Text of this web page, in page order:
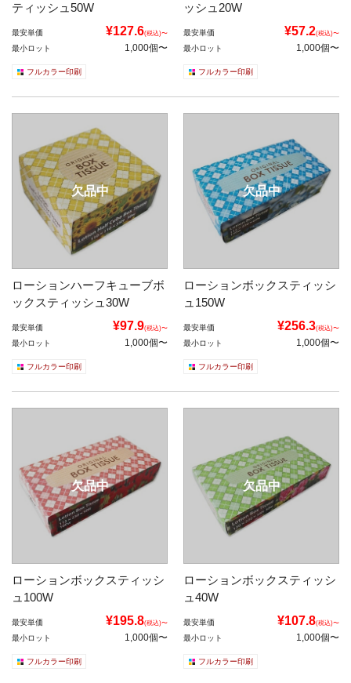
ティッシュ50W
最安単価 ¥127.6(税込)〜
最小ロット 1,000個〜
フルカラー印刷
ッシュ20W
最安単価 ¥57.2(税込)〜
最小ロット 1,000個〜
フルカラー印刷
欠品中
ローションハーフキューブボ
ックスティッシュ30W
最安単価 ¥97.9(税込)〜
最小ロット 1,000個〜
フルカラー印刷
欠品中
ローションボックスティッシ
ュ150W
最安単価 ¥256.3(税込)〜
最小ロット 1,000個〜
フルカラー印刷
欠品中
ローションボックスティッシ
ュ100W
最安単価 ¥195.8(税込)〜
最小ロット 1,000個〜
フルカラー印刷
欠品中
ローションボックスティッシ
ュ40W
最安単価 ¥107.8(税込)〜
最小ロット 1,000個〜
フルカラー印刷